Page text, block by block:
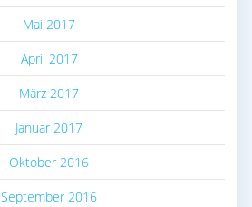
Mai 2017
April 2017
März 2017
Januar 2017
Oktober 2016
September 2016